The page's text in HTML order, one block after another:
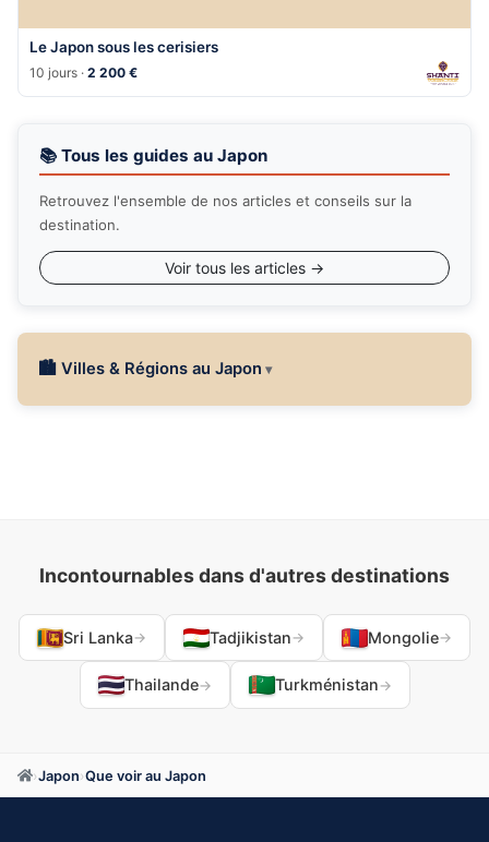
Le Japon sous les cerisiers
10 jours ·2 200 €
📚 Tous les guides au Japon
Retrouvez l'ensemble de nos articles et conseils sur la
destination.
Voir tous les articles →
🏙 Villes & Régions au Japon
Incontournables dans d'autres destinations
Sri Lanka→ Tadjikistan → Mongolie→
Thailande→ Turkménistan →
›Japon›Que voir au Japon